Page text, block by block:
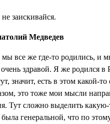
заискивайся.
Медведев
все же где-то родились, и
очень здравой. Я же родился в
значит, есть в этом какой-
это тоже мои мысли
Тут сложно выделить
была генеральной, что по